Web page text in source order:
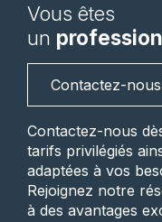
Vous êtes
un
Contactez-nous
Contactez-nous
tarifs privilégiés
adaptées à vos
Rejoignez notre
à des avantages